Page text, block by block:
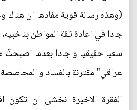
(وهذه رسالة قوية مفادها ان هناك
جادا في اعادة ثقة المواطن
سعيا حقيقيا و جادا بعدما
عراقي" مقترنة بالفساد و
الفقرة الاخيرة نخشى ان تكون